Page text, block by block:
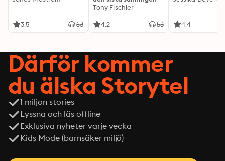
3.5
Tony Fischier
4.2 4.4
Därför kommer
du älska Storytel
1 miljon stories
Lyssna och läs offline
Exklusiva nyheter varje vecka
Kids Mode (barnsäker miljö)